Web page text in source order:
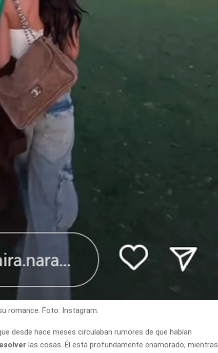
romance. Foto: Instagram.
desde hace meses circulaban rumores de que habían
las cosas. Él está profundamente enamorado, mientras